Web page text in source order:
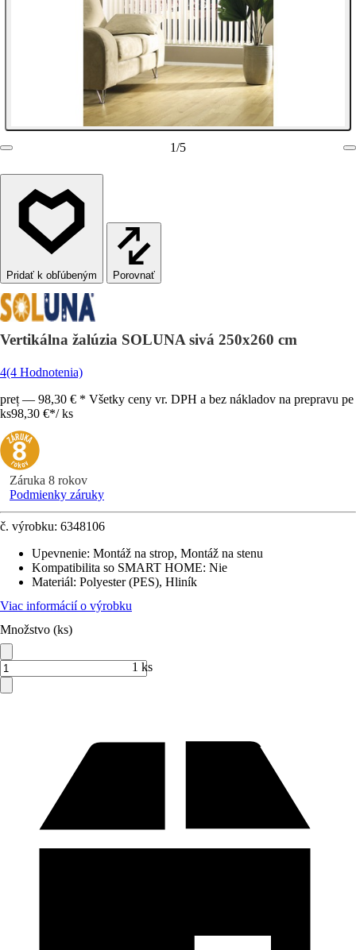
1/5
Porovnať
Vertikálna žalúzia SOLUNA sivá 250x260 cm
4(4 Hodnotenia)
preț — 98,30 € * Všetky ceny vr. DPH a bez nákladov na prepravu pe
ks98,30 €*/ ks
Záruka 8 rokov
Podmienky záruky
č. výrobku: 6348106
Upevnenie: Montáž na strop, Montáž na stenu
Kompatibilita so SMART HOME: Nie
Materiál: Polyester (PES), Hliník
Viac informácií o výrobku
Množstvo (ks)
1 ks